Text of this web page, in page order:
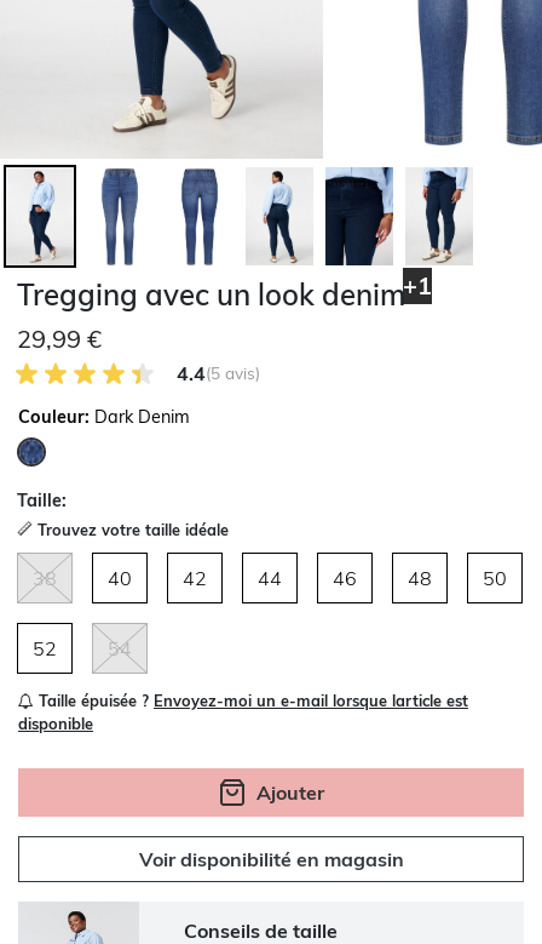
+1
Tregging avec un look denim
29,99 €
4.4 sur 5 avis des clients
4.4(5 avis)
Couleur: Dark Denim
Taille:
Trouvez votre taille idéale
38 40 42 44 46 48 50
52 54
Taille épuisée ? Envoyez-moi un e-mail lorsque larticle est
disponible
Ajouter
Voir disponibilité en magasin
Conseils de taille